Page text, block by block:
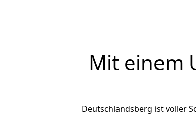
Mit einem
Deutschlandsberg ist voller